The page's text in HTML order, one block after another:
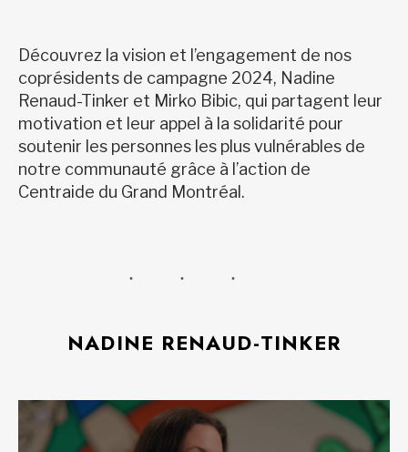
Découvrez la vision et l’engagement de nos
coprésidents de campagne 2024, Nadine
Renaud-Tinker et Mirko Bibic, qui partagent leur
motivation et leur appel à la solidarité pour
soutenir les personnes les plus vulnérables de
notre communauté grâce à l’action de
Centraide du Grand Montréal.
NADINE RENAUD-TINKER